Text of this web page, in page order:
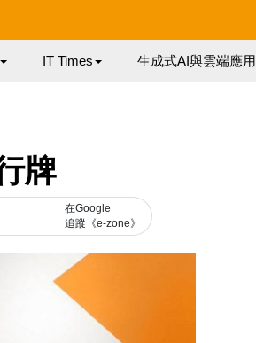
IT Times 生成式AI與雲端應用
牌
在Google
追蹤《e-zone》